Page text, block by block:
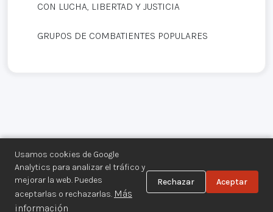
Usamos cookies de Google
Analytics para analizar el tráfico y
mejorar la web. Puedes
aceptarlas o rechazarlas. Más
información
Rechazar Aceptar
CON LUCHA, LIBERTAD Y JUSTICIA
GRUPOS DE COMBATIENTES POPULARES
Centro de Documentación de los
Movimientos Armados©